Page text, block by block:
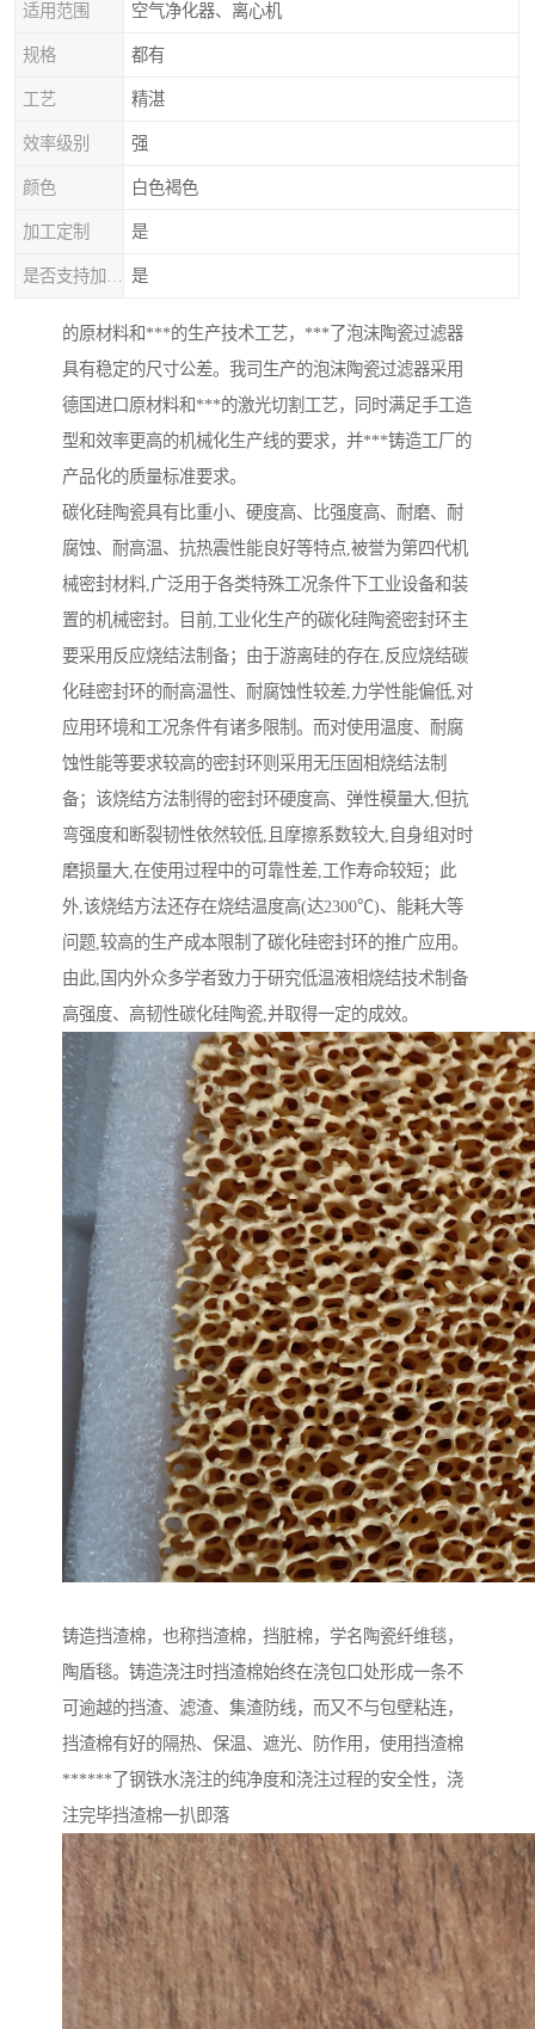
适用范围 空气净化器、离心机
规格 都有
工艺 精湛
效率级别 强
颜色 白色褐色
加工定制 是
是
的原材料和***的生产技术工艺，***了泡沫陶瓷过滤器
具有稳定的尺寸公差。我司生产的泡沫陶瓷过滤器采用
德国进口原材料和***的激光切割工艺，同时满足手工造
型和效率更高的机械化生产线的要求，并***铸造工厂的
产品化的质量标准要求。
碳化硅陶瓷具有比重小、硬度高、比强度高、耐磨、耐
腐蚀、耐高温、抗热震性能良好等特点,被誉为第四代机
械密封材料,广泛用于各类特殊工况条件下工业设备和装
置的机械密封。目前,工业化生产的碳化硅陶瓷密封环主
要采用反应烧结法制备；由于游离硅的存在,反应烧结碳
化硅密封环的耐高温性、耐腐蚀性较差,力学性能偏低,对
应用环境和工况条件有诸多限制。而对使用温度、耐腐
蚀性能等要求较高的密封环则采用无压固相烧结法制
备；该烧结方法制得的密封环硬度高、弹性模量大,但抗
弯强度和断裂韧性依然较低,且摩擦系数较大,自身组对时
磨损量大,在使用过程中的可靠性差,工作寿命较短；此
外,该烧结方法还存在烧结温度高(达2300℃)、能耗大等
问题,较高的生产成本限制了碳化硅密封环的推广应用。
由此,国内外众多学者致力于研究低温液相烧结技术制备
高强度、高韧性碳化硅陶瓷,并取得一定的成效。
铸造挡渣棉，也称挡渣棉，挡脏棉，学名陶瓷纤维毯，
陶盾毯。铸造浇注时挡渣棉始终在浇包口处形成一条不
可逾越的挡渣、滤渣、集渣防线，而又不与包壁粘连，
挡渣棉有好的隔热、保温、遮光、防作用，使用挡渣棉
******了钢铁水浇注的纯净度和浇注过程的安全性，浇
注完毕挡渣棉一扒即落